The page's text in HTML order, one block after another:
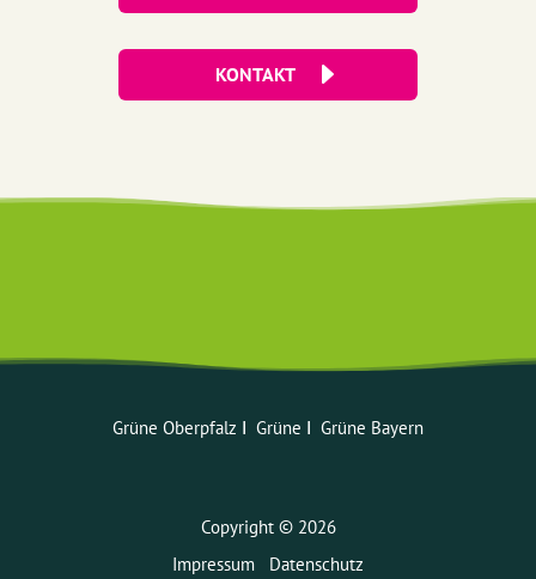
KONTAKT
Grüne Oberpfalz ꓲ Grüne ꓲ Grüne Bayern
Copyright © 2026
Impressum Datenschutz